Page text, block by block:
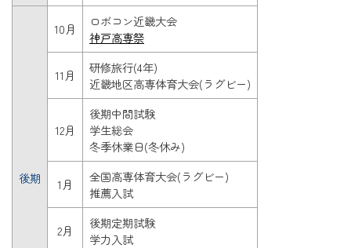
後期
10月
ロボコン近畿大会
神戸高専祭
11月
研修旅行(4年)
近畿地区高専体育大会(ラグビー)
12月
後期中間試験
学生総会
冬季休業日(冬休み)
1月
全国高専体育大会(ラグビー)
推薦入試
2月
後期定期試験
学力入試